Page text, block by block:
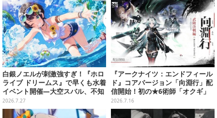
白銀ノエルが刺激強すぎ！『ホロ
ライブ ドリームス』で早くも水着
イベント開催―大空スバル、不知
火フレアら5人が夏の装いで登場
2026.7.27
『アークナイツ：エンドフィール
ド』コアバージョン「向淵行」配
信開始！初の★6術師「オクギ」
やガス工業など過去最大規模のア
ップデート
2026.7.16